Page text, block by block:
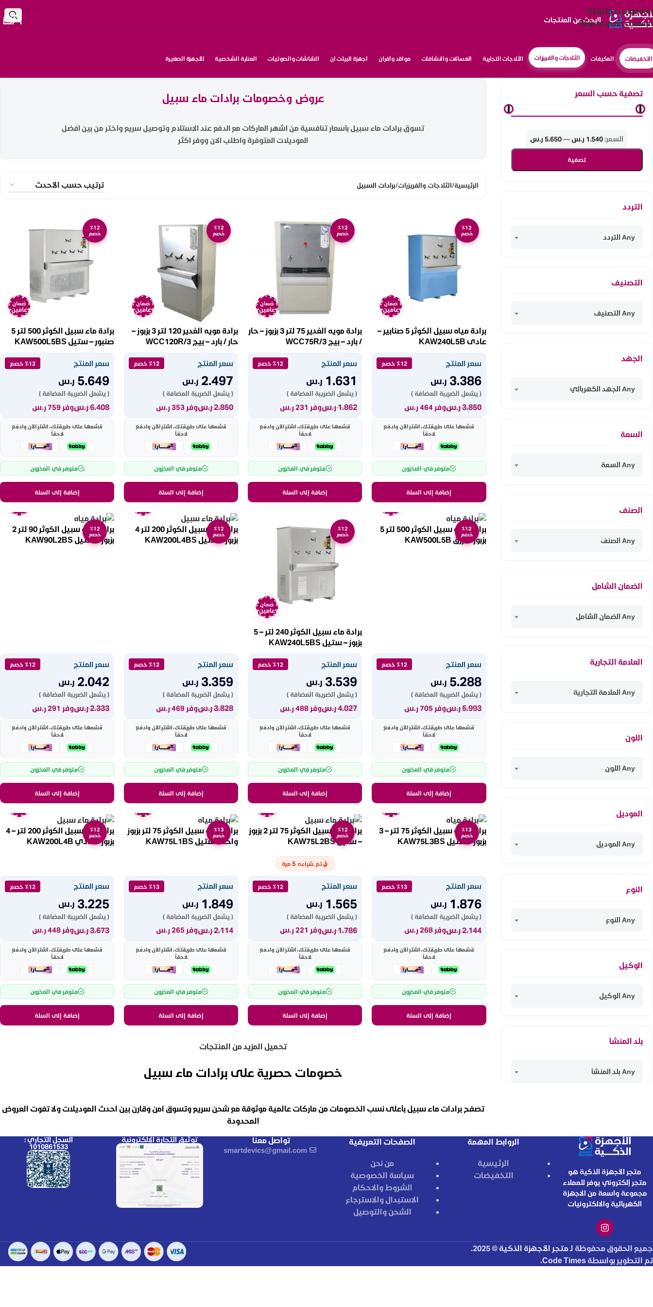
Skip to navigation
Skip to main content
التخفيضات المكيفات الثلاجات والفريزرات الثلاجات التجارية الغسالات والنشافات مواقد وأفران أجهزة البيلت ان الشاشات والصوتيات العناية الشخصية الأجهزة الصغيرة
تصفية حسب السعر
تصفية
السعر:1.540 ر.س —5.650 ر.س
التردد
Any التردد
التصنيف
Any التصنيف
الجهد
Any الجهد الكهربائي
السعة
Any السعة
الصنف
Any الصنف
الضمان الشامل
Any الضمان الشامل
العلامة التجارية
Any العلامة التجارية
اللون
Any اللون
الموديل
Any الموديل
النوع
Any النوع
الوكيل
Any الوكيل
بلد المنشأ
Any بلد المنشأ
عروض وخصومات برادات ماء سبيل
تسوق برادات ماء سبيل بأسعار تنافسية من اشهر الماركات مع الدفع عند الاستلام وتوصيل سريع واختر من بين افضل
الموديلات المتوفرة واطلب الان ووفر اكثر
الرئيسية/الثلاجات والفريزرات/برادات السبيل
٪12
خصم
ضمان
عامين
برادة مياه سبيل الكوثر 5 صنابير –
عادى KAW240L5B
سعر المنتج ٪12 خصم
3.386 ر.س
( يشمل الضريبة المضافة )
3.850ر.سوفر 464 ر.س
قسّمها على طريقتك، اشترِ الآن وادفع
لاحقاً
متوفر في المخزون
إضافة إلى السلة
٪12
خصم
ضمان
عامين
برادة مويه الغدير 75 لتر 3 بزبوز – حار
/ بارد – بيج WCC75R/3
سعر المنتج ٪12 خصم
1.631 ر.س
( يشمل الضريبة المضافة )
1.862ر.سوفر 231 ر.س
قسّمها على طريقتك، اشترِ الآن وادفع
لاحقاً
متوفر في المخزون
إضافة إلى السلة
٪12
خصم
ضمان
عامين
برادة مويه الغدير 120 لتر 3 بزبوز –
حار / بارد – بيج WCC120R/3
سعر المنتج ٪12 خصم
2.497 ر.س
( يشمل الضريبة المضافة )
2.850ر.سوفر 353 ر.س
قسّمها على طريقتك، اشترِ الآن وادفع
لاحقاً
متوفر في المخزون
إضافة إلى السلة
٪12
خصم
ضمان
عامين
برادة ماء سبيل الكوثر 500 لتر 5
صنبور – ستيل KAW500L5BS
سعر المنتج ٪12 خصم
5.649 ر.س
( يشمل الضريبة المضافة )
6.408ر.سوفر 759 ر.س
قسّمها على طريقتك، اشترِ الآن وادفع
لاحقاً
متوفر في المخزون
إضافة إلى السلة
٪12
خصم
ضمان
برادة مياه سبيل الكوثر 500 لتر 5
بزبوز – ازرق KAW500L5B
سعر المنتج ٪12 خصم
5.288 ر.س
( يشمل الضريبة المضافة )
5.993ر.سوفر 705 ر.س
قسّمها على طريقتك، اشترِ الآن وادفع
لاحقاً
متوفر في المخزون
إضافة إلى السلة
٪12
خصم
ضمان
عامين
برادة ماء سبيل الكوثر 240 لتر – 5
بزبوز – ستيل KAW240L5BS
سعر المنتج ٪12 خصم
3.539 ر.س
( يشمل الضريبة المضافة )
4.027ر.سوفر 488 ر.س
قسّمها على طريقتك، اشترِ الآن وادفع
لاحقاً
متوفر في المخزون
إضافة إلى السلة
٪12
خصم
ضمان
برادة ماء سبيل الكوثر 200 لتر 4
بزبوز – ستيل KAW200L4BS
سعر المنتج ٪12 خصم
3.359 ر.س
( يشمل الضريبة المضافة )
3.828ر.سوفر 469 ر.س
قسّمها على طريقتك، اشترِ الآن وادفع
لاحقاً
متوفر في المخزون
إضافة إلى السلة
٪12
خصم
ضمان
برادة مياه سبيل الكوثر 90 لتر 2
بزبوز – ستيل KAW90L2BS
سعر المنتج ٪12 خصم
2.042 ر.س
( يشمل الضريبة المضافة )
2.333ر.سوفر 291 ر.س
قسّمها على طريقتك، اشترِ الآن وادفع
لاحقاً
متوفر في المخزون
إضافة إلى السلة
٪13
خصم
ضمان
برادة مياه سبيل الكوثر 75 لتر – 3
بزبوز – ستيل KAW75L3BS
سعر المنتج ٪13 خصم
1.876 ر.س
( يشمل الضريبة المضافة )
2.144ر.سوفر 268 ر.س
قسّمها على طريقتك، اشترِ الآن وادفع
لاحقاً
متوفر في المخزون
إضافة إلى السلة
٪12
خصم
ضمان
برادة ماء سبيل الكوثر 75 لتر 2 بزبوز
– ستيل KAW75L2BS
تم شراءه 5 مرة
سعر المنتج ٪12 خصم
1.565 ر.س
( يشمل الضريبة المضافة )
1.786ر.سوفر 221 ر.س
قسّمها على طريقتك، اشترِ الآن وادفع
لاحقاً
متوفر في المخزون
إضافة إلى السلة
٪13
خصم
ضمان
برادة مياه سبيل الكوثر 75 لتر بزبوز
واحد – ستيل KAW75L1BS
سعر المنتج ٪13 خصم
1.849 ر.س
( يشمل الضريبة المضافة )
2.114ر.سوفر 265 ر.س
قسّمها على طريقتك، اشترِ الآن وادفع
لاحقاً
متوفر في المخزون
إضافة إلى السلة
٪12
خصم
ضمان
برادة ماء سبيل الكوثر 200 لتر – 4
بزبوز – عادي KAW200L4B
سعر المنتج ٪12 خصم
3.225 ر.س
( يشمل الضريبة المضافة )
3.673ر.سوفر 448 ر.س
قسّمها على طريقتك، اشترِ الآن وادفع
لاحقاً
متوفر في المخزون
إضافة إلى السلة
تحميل المزيد من المنتجات
خصومات حصرية على برادات ماء سبيل
تصفح برادات ماء سبيل بأعلى نسب الخصومات من ماركات عالمية موثوقة مع شحن سريع وتسوق آمن وقارن بين احدث الموديلات ولا تفوت العروض
المحدودة
متجر الأجهزة الذكية هو
متجر إلكتروني يوفر للعملاء
مجموعة واسعة من الاجهزة
الكهربائية والالكترونيات
الروابط المهمة
الرئيسية
التخفيضات
الصفحات التعريفية
من نحن
سياسة الخصوصية
الشروط والاحكام
الاستبدال والاسترجاع
الشحن والتوصيل
تواصل معنا
smartdevics@gmail.com
توثيق التجارة الإلكترونية
السجل التجاري :
1010861533
جميع الحقوق محفوظة لـمتجر الأجهزة الذكية © 2025.
تم التطوير بواسطة Code Times
.